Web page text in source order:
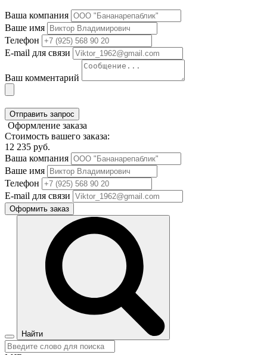
Ваша компания
Ваше имя
Телефон
E-mail для связи
Ваш комментарий
Отправить запрос
Оформление заказа
Стоимость вашего заказа:
12 235 руб.
Ваша компания
Ваше имя
Телефон
E-mail для связи
Оформить заказ
Найти